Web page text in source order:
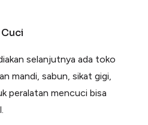
selanjutnya ada toko
mandi, sabun, sikat gigi,
peralatan mencuci bisa